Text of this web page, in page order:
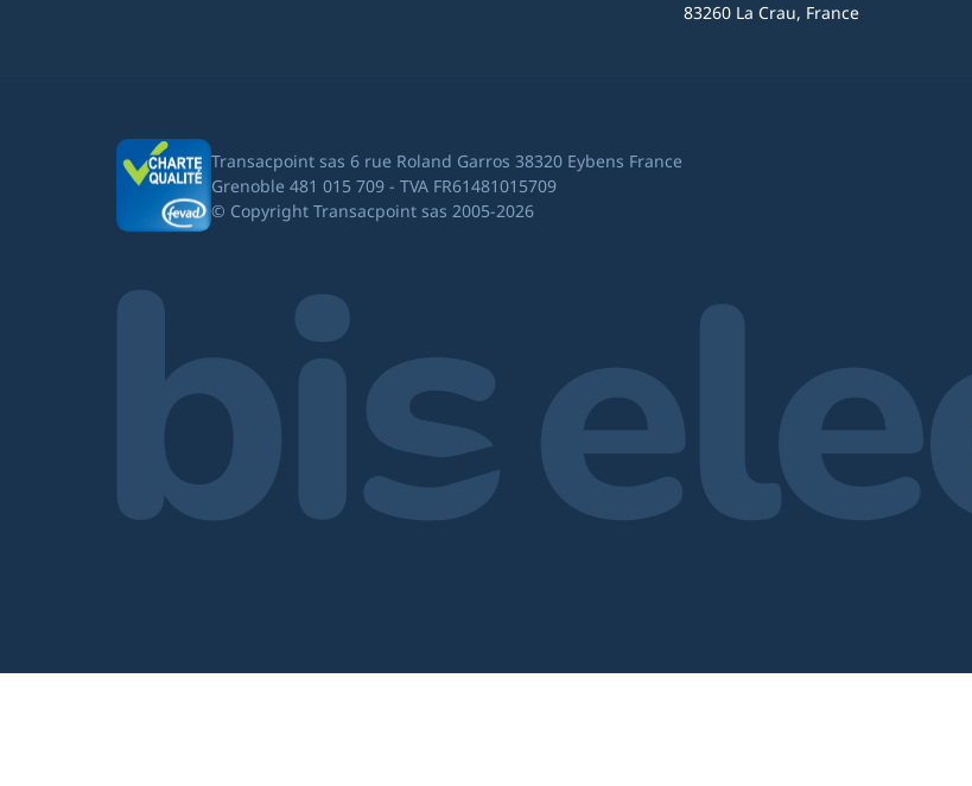
83260 La Crau, France
Transacpoint sas 6 rue Roland Garros 38320 Eybens France
Grenoble 481 015 709 - TVA FR61481015709
© Copyright Transacpoint sas 2005-2026